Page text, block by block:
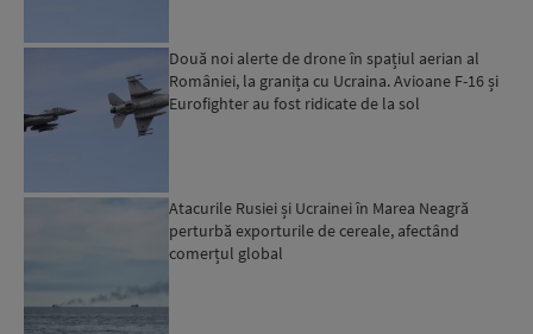
Două noi alerte de drone în spațiul aerian al
României, la granița cu Ucraina. Avioane F-16 și
Eurofighter au fost ridicate de la sol
Atacurile Rusiei și Ucrainei în Marea Neagră
perturbă exporturile de cereale, afectând
comerțul global